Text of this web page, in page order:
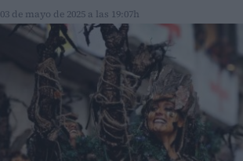
03 de mayo de 2025 a las 19:07h